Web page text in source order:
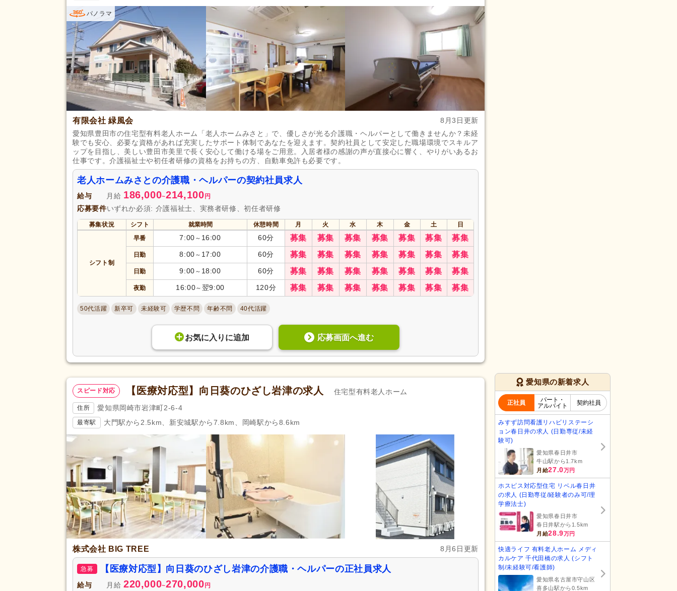
パノラマ
有限会社 緑風会
8月3日更新
愛知県豊田市の住宅型有料老人ホーム「老人ホームみさと」で、優しさが光る介護職・ヘルパーとして働きませんか？未経
験でも安心、必要な資格があれば充実したサポート体制であなたを迎えます。契約社員として安定した職場環境でスキルア
ップを目指し、美しい豊田市美里で長く安心して働ける場をご用意。入居者様の感謝の声が直接心に響く、やりがいあるお
仕事です。介護福祉士や初任者研修の資格をお持ちの方、自動車免許も必要です。
老人ホームみさとの介護職・ヘルパーの契約社員求人
給与 月給 186,000~214,100 円
応募要件いずれか必須: 介護福祉士、実務者研修、初任者研修
募集状況 シフト 就業時間 休憩時間 月 火 水 木 金 土 日
シフト制
早番 7:00 ～ 16:00 60分 募集 募集 募集 募集 募集 募集 募集
日勤 8:00 ～ 17:00 60分 募集 募集 募集 募集 募集 募集 募集
日勤 9:00 ～ 18:00 60分 募集 募集 募集 募集 募集 募集 募集
夜勤 16:00～ 翌9:00 120分 募集 募集 募集 募集 募集 募集 募集
50代活躍 新卒可 未経験可 学歴不問 年齢不問 40代活躍
お気に入り に追加 応募画面へ進む
スピード対応 【医療対応型】向日葵のひざし岩津の求人 住宅型有料老人ホーム
住所 愛知県岡崎市岩津町2-6-4
最寄駅 大門駅から2.5km、新安城駅から7.8km、岡崎駅から8.6km
株式会社 BIG TREE 8月6日更新
急募 【医療対応型】向日葵のひざし岩津の介護職・ヘルパーの正社員求人
給与 月給 220,000~270,000円
愛知県の新着求人
正社員
パート・
アルバイト
契約社員
みすず訪問看護リハビリステーシ
ョン春日井の求人 (日勤専従/未経
験可)
愛知県春日井市
牛山駅から1.7km
月給27.0万円
ホスピス対応型住宅 リベル春日井
の求人 (日勤専従/経験者のみ可/理
学療法士)
愛知県春日井市
春日井駅から1.5km
月給28.9万円
快適ライフ 有料老人ホーム メディ
カルケア 千代田橋の求人 (シフト
制/未経験可/看護師)
愛知県名古屋市守山区
喜多山駅から0.5km